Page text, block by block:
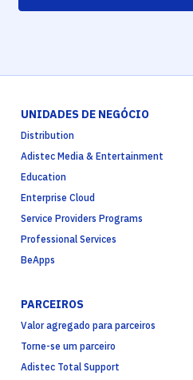
UNIDADES DE NEGÓCIO
Distribution
Adistec Media & Entertainment
Education
Enterprise Cloud
Service Providers Programs
Professional Services
BeApps
PARCEIROS
Valor agregado para parceiros
Torne-se um parceiro
Adistec Total Support